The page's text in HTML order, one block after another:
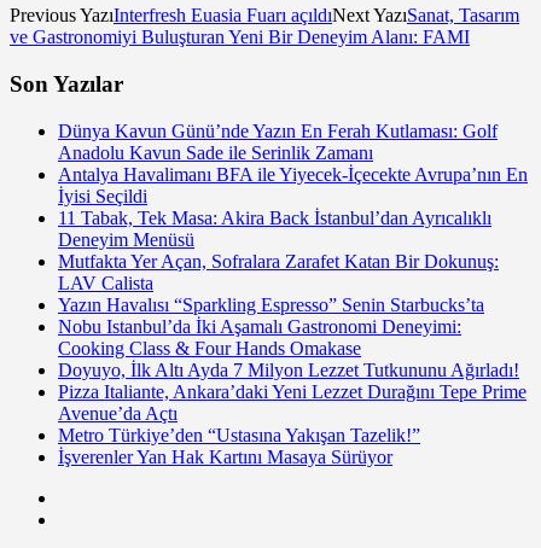
Previous YazıInterfresh Euasia Fuarı açıldıNext YazıSanat, Tasarım
ve Gastronomiyi Buluşturan Yeni Bir Deneyim Alanı: FAMI
Son Yazılar
Dünya Kavun Günü’nde Yazın En Ferah Kutlaması: Golf
Anadolu Kavun Sade ile Serinlik Zamanı
Antalya Havalimanı BFA ile Yiyecek-İçecekte Avrupa’nın En
İyisi Seçildi
11 Tabak, Tek Masa: Akira Back İstanbul’dan Ayrıcalıklı
Deneyim Menüsü
Mutfakta Yer Açan, Sofralara Zarafet Katan Bir Dokunuş:
LAV Calista
Yazın Havalısı “Sparkling Espresso” Senin Starbucks’ta
Nobu Istanbul’da İki Aşamalı Gastronomi Deneyimi:
Cooking Class & Four Hands Omakase
Doyuyo, İlk Altı Ayda 7 Milyon Lezzet Tutkununu Ağırladı!
Pizza Italiante, Ankara’daki Yeni Lezzet Durağını Tepe Prime
Avenue’da Açtı
Metro Türkiye’den “Ustasına Yakışan Tazelik!”
İşverenler Yan Hak Kartını Masaya Sürüyor